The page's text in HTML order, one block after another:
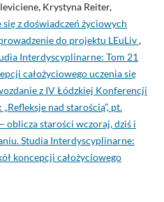
Krystyna Reiter,
się z doświadczeń życiowych
do projektu LEuLiv,
Interdyscyplinarne: Tom 21
całożyciowego uczenia się
z IV Łódzkiej Konferencji
nad starością”, pt.
oblicza starości wczoraj, dziś i
Studia Interdyscyplinarne:
koncepcji całożyciowego